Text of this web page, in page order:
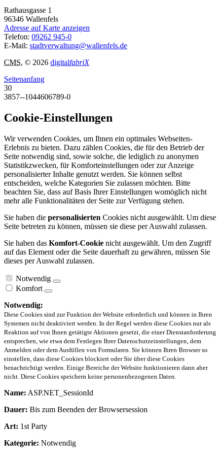
Rathausgasse 1
96346 Wallenfels
Adresse auf Karte anzeigen
Telefon: 09262 945-0
E-Mail: stadtverwaltung@wallenfels.de
CMS, © 2026 digitalfabriX
Seitenanfang
30
3857--1044606789-0
Cookie-Einstellungen
Wir verwenden Cookies, um Ihnen ein optimales Webseiten-
Erlebnis zu bieten. Dazu zählen Cookies, die für den Betrieb der
Seite notwendig sind, sowie solche, die lediglich zu anonymen
Statistikzwecken, für Komforteinstellungen oder zur Anzeige
personalisierter Inhalte genutzt werden. Sie können selbst
entscheiden, welche Kategorien Sie zulassen möchten. Bitte
beachten Sie, dass auf Basis Ihrer Einstellungen womöglich nicht
mehr alle Funktionalitäten der Seite zur Verfügung stehen.
Sie haben die personalisierten Cookies nicht ausgewählt. Um diese
Seite betreten zu können, müssen sie diese per Auswahl zulassen.
Sie haben das Komfort-Cookie nicht ausgewählt. Um den Zugriff
auf das Element oder die Seite dauerhaft zu gewähren, müssen Sie
dieses per Auswahl zulassen.
Notwendig
Komfort
Notwendig:
Diese Cookies sind zur Funktion der Website erforderlich und können in Ihren
Systemen nicht deaktiviert werden. In der Regel werden diese Cookies nur als
Reaktion auf von Ihnen getätigte Aktionen gesetzt, die einer Dienstanforderung
entsprechen, wie etwa dem Festlegen Ihrer Datenschutzeinstellungen, dem
Anmelden oder dem Ausfüllen von Formularen. Sie können Ihren Browser so
einstellen, dass diese Cookies blockiert oder Sie über diese Cookies
benachrichtigt werden. Einige Bereiche der Website funktionieren dann aber
nicht. Diese Cookies speichern keine personenbezogenen Daten.
Name: ASP.NET_SessionId
Dauer: Bis zum Beenden der Browsersession
Art: 1st Party
Kategorie: Notwendig